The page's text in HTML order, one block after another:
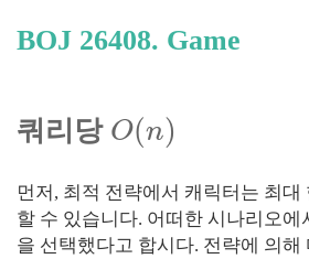
BOJ 26408. Game
쿼리당 O(n)
먼저, 최적 전략에서 캐릭터는 최
할 수 있습니다. 어떠한 시나리오에
을 선택했다고 합시다. 전략에 의해